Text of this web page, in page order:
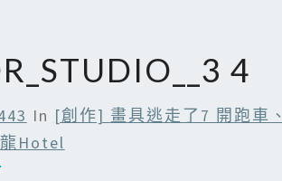
4
In [創作] 畫具逃走了7 開跑車、
Hotel